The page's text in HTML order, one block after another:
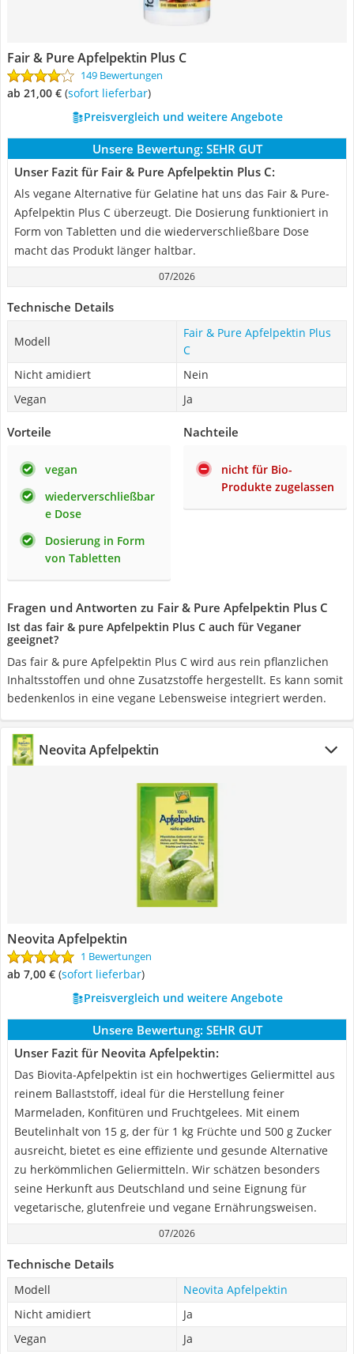
Fair & Pure Apfelpektin Plus C
149 Bewertungen
ab 21,00 € ( Sofort lieferbar)
Preisvergleich und weitere Angebote
Unsere Bewertung: SEHR GUT
Unser Fazit für Fair & Pure Apfelpektin Plus C:
Als vegane Alternative für Gelatine hat uns das Fair & Pure-
Apfelpektin Plus C überzeugt. Die Dosierung funktioniert in
Form von Tabletten und die wiederverschließbare Dose
macht das Produkt länger haltbar.
07/2026
Technische Details
Modell
Fair & Pure Apfelpektin Plus
C
Nicht amidiert
Nein
Vegan
Ja
Vorteile
vegan
wiederverschließbar
e Dose
Dosierung in Form
von Tabletten
Nachteile
nicht für Bio-
Produkte zugelassen
Fragen und Antworten zu Fair & Pure Apfelpektin Plus C
Ist das fair & pure Apfelpektin Plus C auch für Veganer
geeignet?
Das fair & pure Apfelpektin Plus C wird aus rein pflanzlichen
Inhaltsstoffen und ohne Zusatzstoffe hergestellt. Es kann somit
bedenkenlos in eine vegane Lebensweise integriert werden.
Neovita Apfelpektin
Neovita Apfelpektin
1 Bewertungen
ab 7,00 € ( Sofort lieferbar)
Preisvergleich und weitere Angebote
Unsere Bewertung: SEHR GUT
Unser Fazit für Neovita Apfelpektin:
Das Biovita-Apfelpektin ist ein hochwertiges Geliermittel aus
reinem Ballaststoff, ideal für die Herstellung feiner
Marmeladen, Konfitüren und Fruchtgelees. Mit einem
Beutelinhalt von 15 g, der für 1 kg Früchte und 500 g Zucker
ausreicht, bietet es eine effiziente und gesunde Alternative
zu herkömmlichen Geliermitteln. Wir schätzen besonders
seine Herkunft aus Deutschland und seine Eignung für
vegetarische, glutenfreie und vegane Ernährungsweisen.
07/2026
Technische Details
Modell
Neovita Apfelpektin
Nicht amidiert
Ja
Vegan
Ja